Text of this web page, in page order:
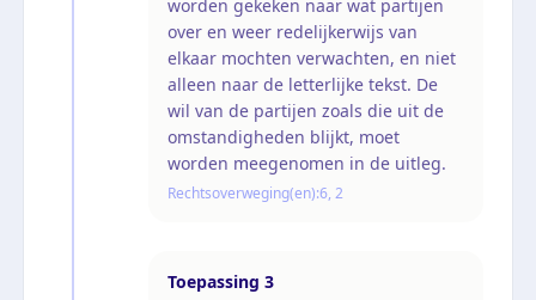
worden gekeken naar wat partijen
over en weer redelijkerwijs van
elkaar mochten verwachten, en niet
alleen naar de letterlijke tekst. De
wil van de partijen zoals die uit de
omstandigheden blijkt, moet
worden meegenomen in de uitleg.
Rechtsoverweging(en):6, 2
Toepassing 3